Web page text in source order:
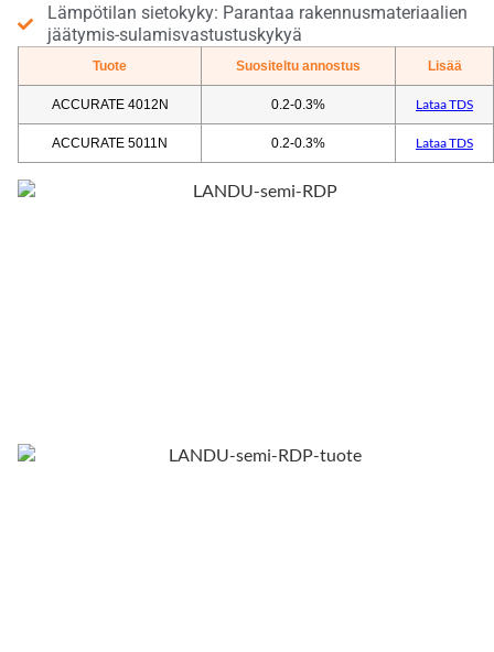
Lämpötilan sietokyky: Parantaa rakennusmateriaalien
jäätymis-sulamisvastustuskykyä
Tuote Suositeltu annostus Lisää
ACCURATE 4012N 0.2-0.3% Lataa TDS
ACCURATE 5011N 0.2-0.3% Lataa TDS